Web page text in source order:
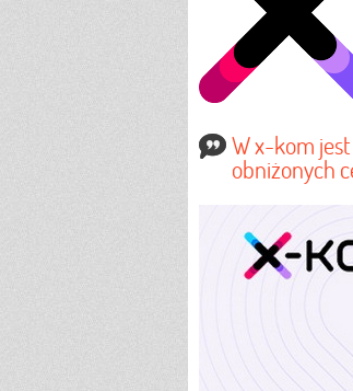
W x-kom
obniżonych